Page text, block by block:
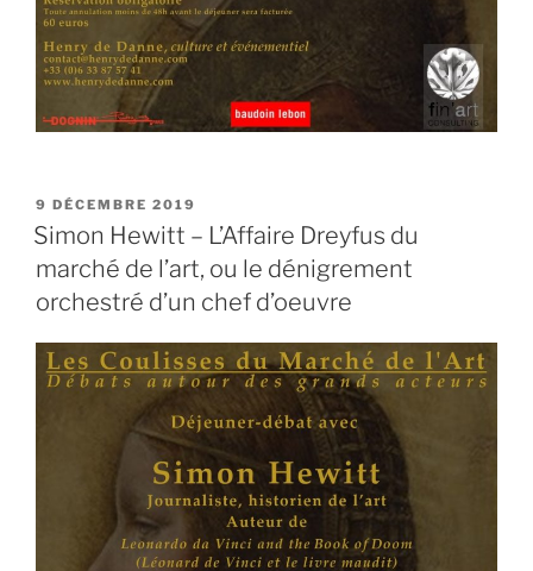
PUBLIÉ
LE
9 DÉCEMBRE 2019
Simon Hewitt – L’Affaire Dreyfus du
marché de l’art, ou le dénigrement
orchestré d’un chef d’oeuvre